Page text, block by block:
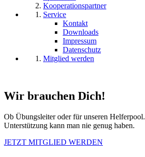
Kooperationspartner
Service
Kontakt
Downloads
Impressum
Datenschutz
Mitglied werden
Wir brauchen Dich!
Ob Übungsleiter oder für unseren Helferpool.
Unterstützung kann man nie genug haben.
JETZT MITGLIED WERDEN